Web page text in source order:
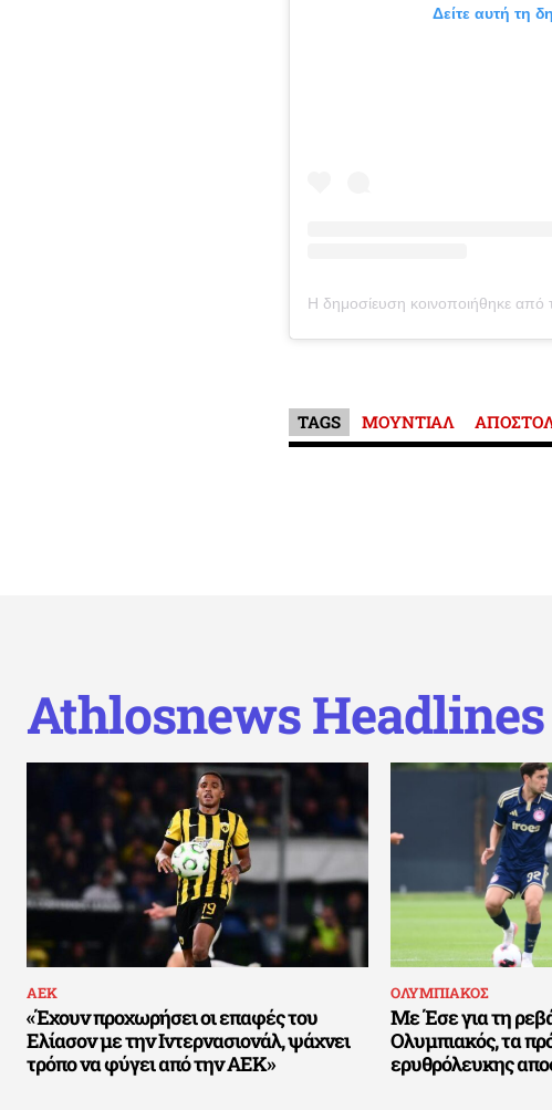
Δείτε αυτή τη
TAGS ΜΟΥΝΤΙΑΛ
Athlosnews Headlines
ΑΕΚ
«Έχουν προχωρήσει οι επαφές του
Ελίασον με την Ιντερνασιονάλ, ψάχνει
τρόπο να φύγει από την ΑΕΚ»
ΟΛΥΜΠΙΑΚΟΣ
Με Έσε για τη
Ολυμπιακός, τα
ερυθρόλευκης